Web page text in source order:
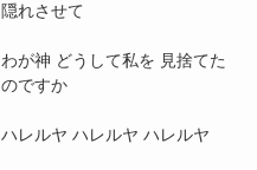
隠れさせて
わが神 どうして私を 見捨てた
のですか
ハレルヤ ハレルヤ ハレルヤ